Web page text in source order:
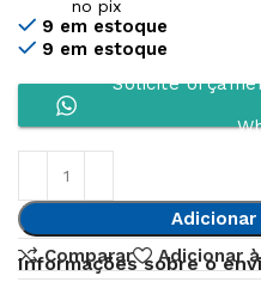
no pix
9 em estoque
9 em estoque
Solicite
Comparar
Adicionar
Informações sobre o